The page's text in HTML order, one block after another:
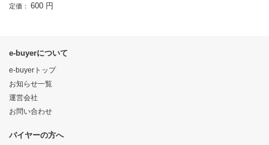
定価： 600 円
e-buyerについて
e-buyerトップ
お知らせ一覧
運営会社
お問い合わせ
バイヤーの方へ